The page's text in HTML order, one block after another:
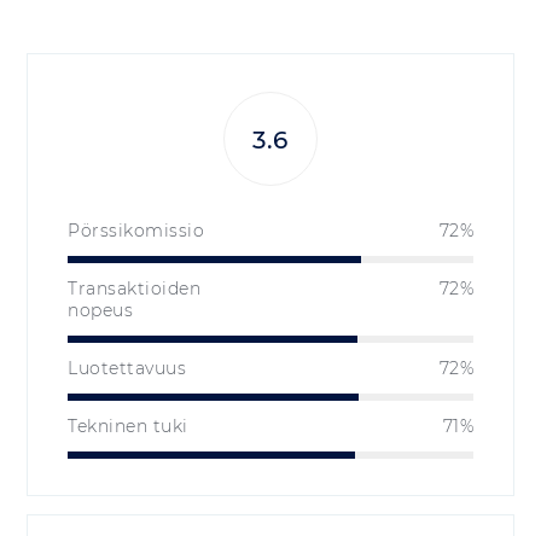
Pörssikomissio 72%
Transaktioiden
nopeus
72%
Luotettavuus 72%
Tekninen tuki 71%
3.6